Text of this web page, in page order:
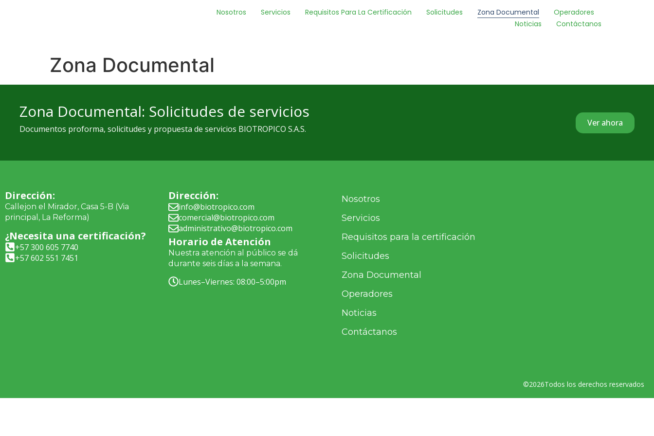
Nosotros Servicios Requisitos Para La Certificación Solicitudes Zona Documental
Operadores
Noticias
Contáctanos
Zona Documental
Zona Documental: Solicitudes de servicios
Documentos proforma, solicitudes y propuesta de servicios BIOTROPICO S.A.S.
Ver ahora
Dirección:
Callejon el Mirador, Casa 5-B (Via
principal, La Reforma)
¿Necesita una certificación?
+57 300 605 7740
+57 602 551 7451
Dirección:
info@biotropico.com
comercial@biotropico.com
administrativo@biotropico.com
Horario de Atención
Nuestra atención al público se dá
durante seis días a la semana.
Lunes–Viernes: 08:00–5:00pm
Nosotros
Servicios
Requisitos para la certificación
Solicitudes
Zona Documental
Operadores
Noticias
Contáctanos
©2026Todos los derechos reservados